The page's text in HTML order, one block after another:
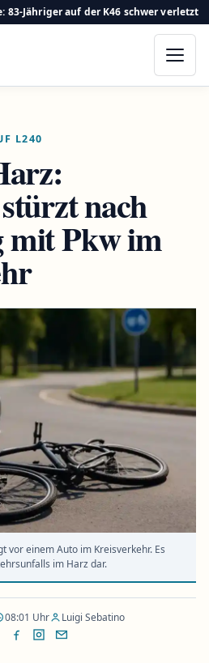
Jähriger auf der K46 schwer verletzt
L240
nach
Pkw im
vor einem Auto im Kreisverkehr. Es
im Harz dar.
08:01 Uhr Luigi Sebatino